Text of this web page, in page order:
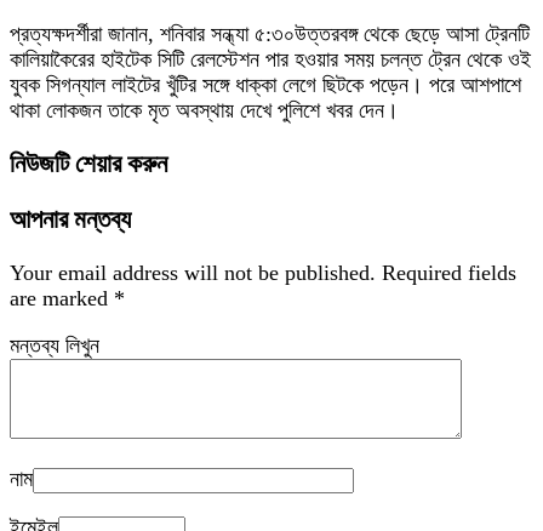
প্রত্যক্ষদর্শীরা জানান, শনিবার সন্ধ্যা ৫:৩০উত্তরবঙ্গ থেকে ছেড়ে আসা ট্রেনটি
কালিয়াকৈরের হাইটেক সিটি রেলস্টেশন পার হওয়ার সময় চলন্ত ট্রেন থেকে ওই
যুবক সিগন্যাল লাইটের খুঁটির সঙ্গে ধাক্কা লেগে ছিটকে পড়েন। পরে আশপাশে
থাকা লোকজন তাকে মৃত অবস্থায় দেখে পুলিশে খবর দেন।
নিউজটি শেয়ার করুন
আপনার মন্তব্য
Your email address will not be published. Required fields
are marked *
মন্তব্য লিখুন
নাম